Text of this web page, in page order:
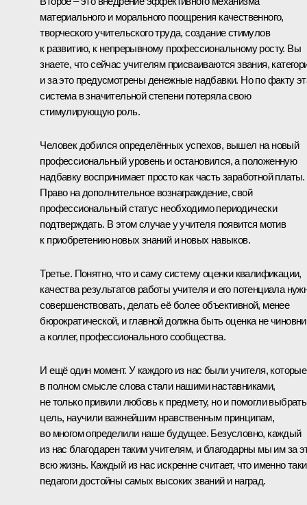
материального и морального поощрения качественного,
творческого учительского труда, создание стимулов
к развитию, к непрерывному профессиональному росту. Вы
знаете, что сейчас учителям присваиваются звания,
и за это предусмотрены денежные надбавки. Но по факту
система в значительной степени потеряла свою
стимулирующую роль.
Человек добился определённых успехов, вышел на новый
профессиональный уровень и остановился, а положенную
надбавку воспринимает просто как часть заработной платы.
Право на дополнительное вознаграждение, свой
профессиональный статус необходимо периодически
подтверждать. В этом случае у учителя появится мотив
к приобретению новых знаний и новых навыков.
Третье. Понятно, что и саму систему оценки квалификации,
качества результатов работы учителя и его потенциала
совершенствовать, делать её более объективной, менее
бюрократической, и главной должна быть оценка не
а коллег, профессионального сообщества.
И ещё один момент. У каждого из нас были учителя, которые
в полном смысле слова стали нашими наставниками,
не только привили любовь к предмету, но и помогли выбрать
цель, научили важнейшим нравственным принципам,
во многом определили наше будущее. Безусловно, каждый
из нас благодарен таким учителям, и благодарны мы им за
всю жизнь. Каждый из нас искренне считает, что именно
педагоги достойны самых высоких званий и наград.